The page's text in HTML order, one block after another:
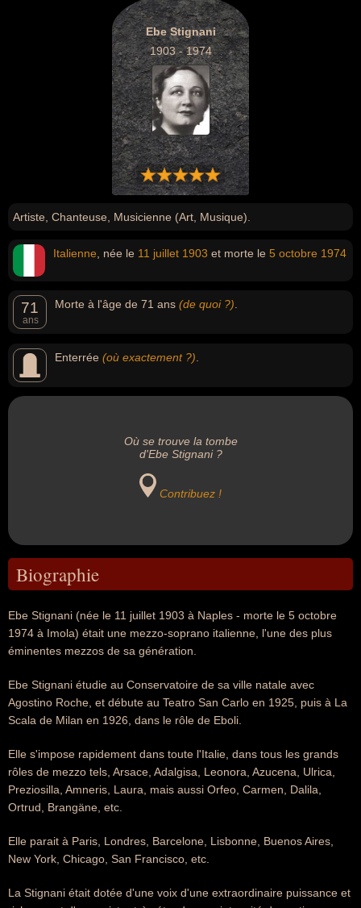
Ebe Stignani
1903 - 1974
Artiste, Chanteuse, Musicienne (Art, Musique).
Italienne , née le 11 juillet 1903 et morte le 5 octobre 1974
71
ans
Morte à l'âge de 71 ans (de quoi ?)
Enterrée (où exactement ?)
Où se trouve la tombe
d'Ebe Stignani ?
Contribuez !
Biographie
Ebe Stignani (née le 11 juillet 1903 à Naples - morte le 5 octobre
1974 à Imola) était une mezzo-soprano italienne, l'une des plus
éminentes mezzos de sa génération.
Ebe Stignani étudie au Conservatoire de sa ville natale avec
Agostino Roche, et débute au Teatro San Carlo en 1925, puis à La
Scala de Milan en 1926, dans le rôle de Eboli.
Elle s'impose rapidement dans toute l'Italie, dans tous les grands
rôles de mezzo tels, Arsace, Adalgisa, Leonora, Azucena, Ulrica,
Preziosilla, Amneris, Laura, mais aussi Orfeo, Carmen, Dalila,
Ortrud, Brangäne, etc.
Elle parait à Paris, Londres, Barcelone, Lisbonne, Buenos Aires,
New York, Chicago, San Francisco, etc.
La Stignani était dotée d'une voix d'une extraordinaire puissance et